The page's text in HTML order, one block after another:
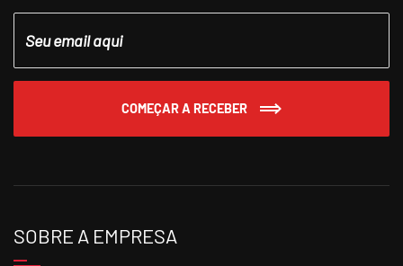
COMEÇAR A RECEBER
SOBRE A EMPRESA